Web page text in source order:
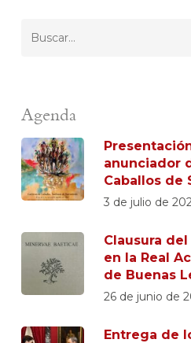
Agenda
anunciador
Caballos de
3 de julio de
Clausura
en la Real
de Buenas
26 de junio de
Entrega de